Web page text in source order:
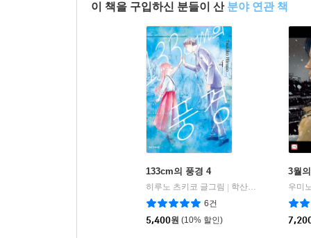
이 책을 구입하신 분들이 산 분야 연관 책
133cm의 풍경 4
히루노 츠키코 글그림
학산문화사
6건
5,400원 (10% 할인)
3월
우미